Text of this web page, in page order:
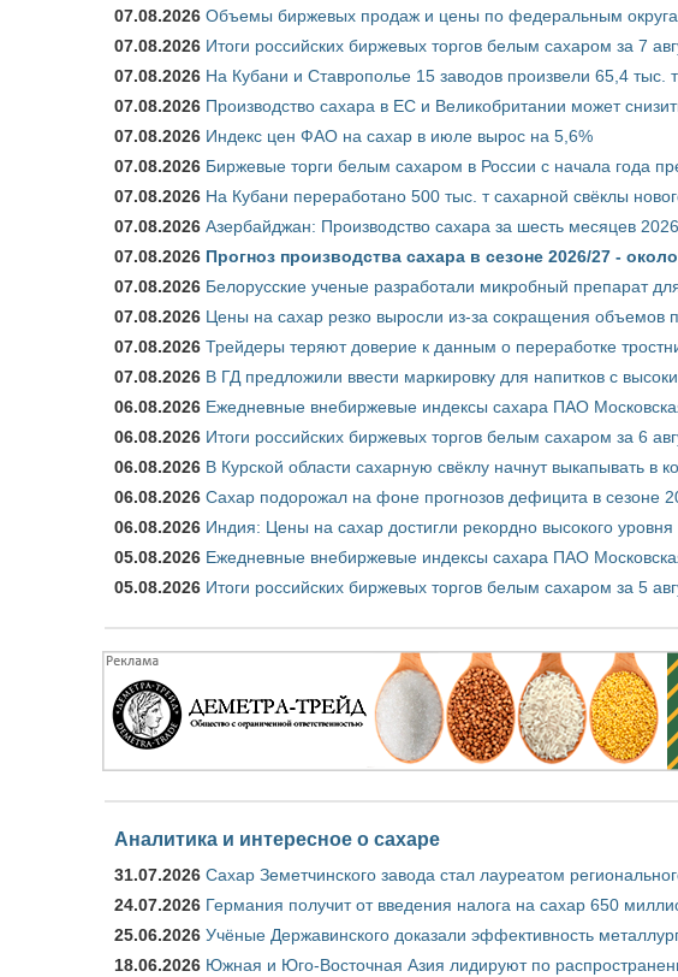
07.08.2026 Объемы биржевых продаж и цены по федеральным
07.08.2026 Итоги российских биржевых торгов белым сахаром за 7
07.08.2026 На Кубани и Ставрополье 15 заводов произвели 65,4 тыс.
07.08.2026 Производство сахара в ЕС и Великобритании может
07.08.2026 Индекс цен ФАО на сахар в июле вырос на 5,6%
07.08.2026 Биржевые торги белым сахаром в России с начала года
07.08.2026 На Кубани переработано 500 тыс. т сахарной свёклы
07.08.2026 Азербайджан: Производство сахара за шесть месяцев
07.08.2026 Прогноз производства сахара в сезоне 2026/27 -
07.08.2026 Белорусские ученые разработали микробный препарат
07.08.2026 Цены на сахар резко выросли из-за сокращения объемов
07.08.2026 Трейдеры теряют доверие к данным о переработке
07.08.2026 В ГД предложили ввести маркировку для напитков с
06.08.2026 Ежедневные внебиржевые индексы сахара ПАО
06.08.2026 Итоги российских биржевых торгов белым сахаром за 6
06.08.2026 В Курской области сахарную свёклу начнут выкапывать в
06.08.2026 Сахар подорожал на фоне прогнозов дефицита в сезоне
06.08.2026 Индия: Цены на сахар достигли рекордно высокого уровня
05.08.2026 Ежедневные внебиржевые индексы сахара ПАО
05.08.2026 Итоги российских биржевых торгов белым сахаром за 5
Аналитика и интересное о сахаре
31.07.2026 Сахар Земетчинского завода стал лауреатом
24.07.2026 Германия получит от введения налога на сахар 650
25.06.2026 Учёные Державинского доказали эффективность
18.06.2026 Южная и Юго-Восточная Азия лидируют по